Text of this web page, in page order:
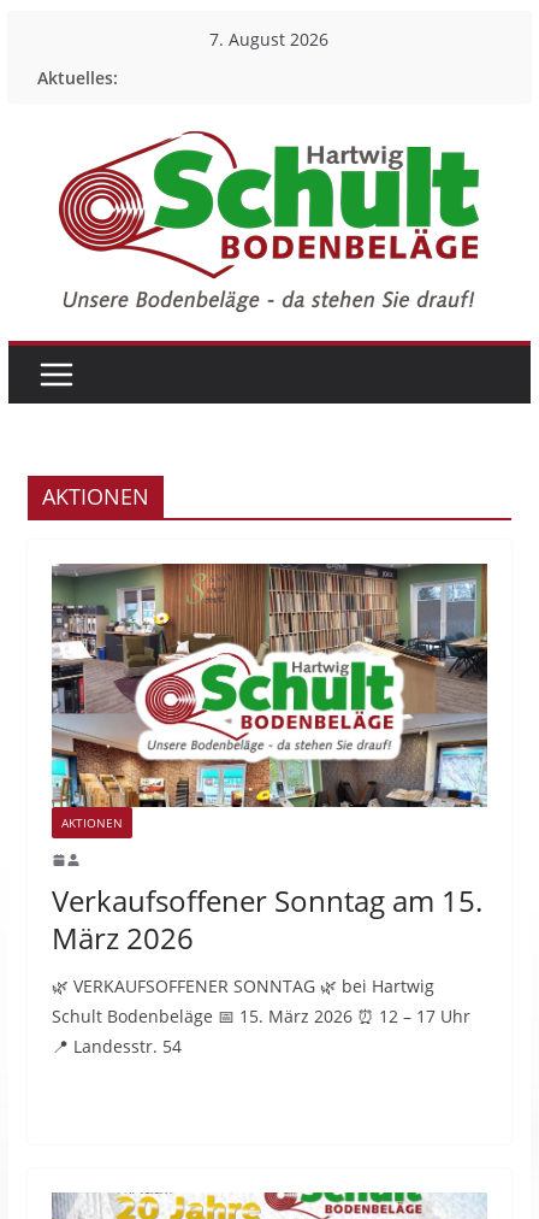
7. August 2026
Aktuelles:
AKTIONEN
AKTIONEN
Verkaufsoffener Sonntag am 15.
März 2026
🌿 VERKAUFSOFFENER SONNTAG 🌿 bei Hartwig
Schult Bodenbeläge 📅 15. März 2026 ⏰ 12 – 17 Uhr
📍 Landesstr. 54